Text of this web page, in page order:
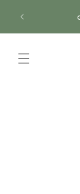
naar
inhoud